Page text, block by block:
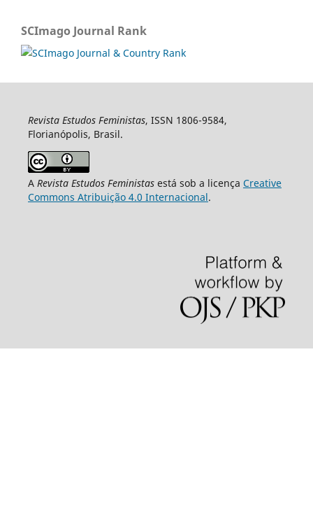
SCImago Journal Rank
Revista Estudos Feministas, ISSN 1806-9584,
Florianópolis, Brasil.
A Revista Estudos Feministasestá sob a licença Creative
Commons Atribuição 4.0 Internacional.